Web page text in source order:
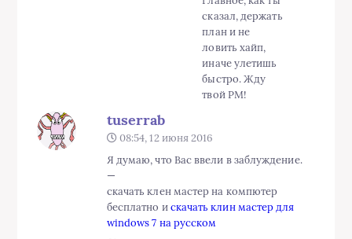
сказал, держать
план и не
ловить хайп,
иначе улетишь
быстро. Жду
твой PM!
tuserrab
08:54, 12 июня 2016
Я думаю, что Вас ввели в заблуждение.
—
скачать клен мастер на компютер
бесплатно искачать клин мастер для
windows 7 на русском